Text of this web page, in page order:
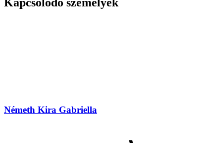
Németh Kira Gabriella